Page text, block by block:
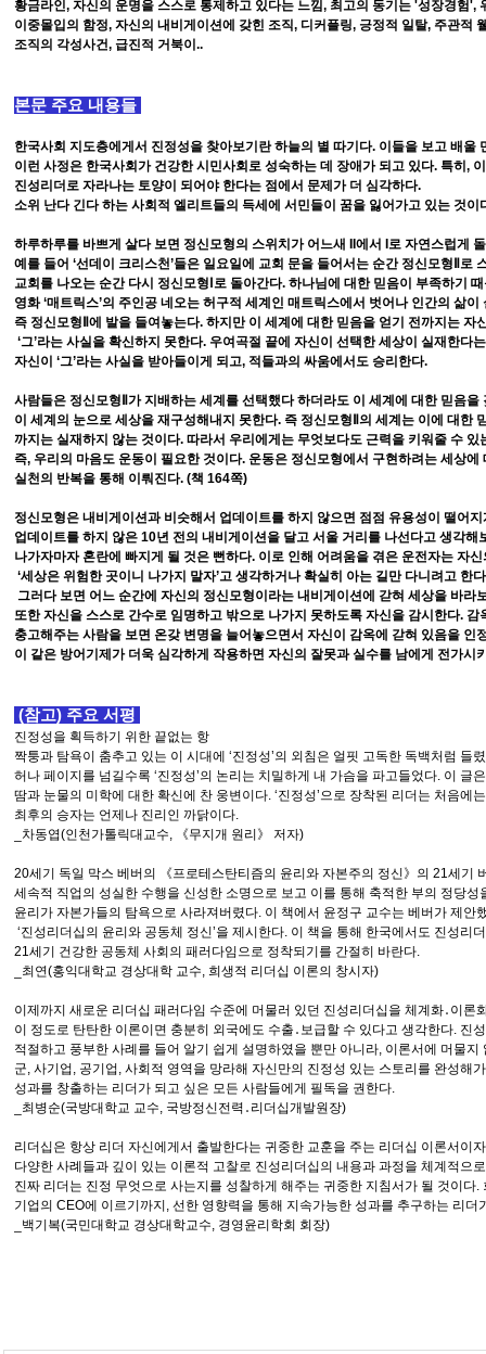
황금라인, 자신의 운명을 스스로 통제하고 있다는 느낌, 최고의 동기는 '성장경험',
이중몰입의 함정, 자신의 내비게이션에 갖힌 조직, 디커플링, 긍정적 일탈, 주관적
조직의 각성사건, 급진적 거북이..
본문 주요 내용들
한국사회 지도층에게서 진정성을 찾아보기란 하늘의 별 따기다. 이들을 보고 배울
이런 사정은 한국사회가 건강한 시민사회로 성숙하는 데 장애가 되고 있다. 특히,
진성리더로 자라나는 토양이 되어야 한다는 점에서 문제가 더 심각하다.
소위 난다 긴다 하는 사회적 엘리트들의 득세에 서민들이 꿈을 잃어가고 있는 것이
하루하루를 바쁘게 살다 보면 정신모형의 스위치가 어느새 II에서 I로 자연스럽게
예를 들어 ‘선데이 크리스천’들은 일요일에 교회 문을 들어서는 순간 정신모형Ⅱ로
교회를 나오는 순간 다시 정신모형Ⅰ로 돌아간다. 하나님에 대한 믿음이 부족하기
영화 ‘매트릭스’의 주인공 네오는 허구적 세계인 매트릭스에서 벗어나 인간의 삶이
즉 정신모형Ⅱ에 발을 들여놓는다. 하지만 이 세계에 대한 믿음을 얻기 전까지는 자
‘그’라는 사실을 확신하지 못한다. 우여곡절 끝에 자신이 선택한 세상이 실재한다
자신이 ‘그’라는 사실을 받아들이게 되고, 적들과의 싸움에서도 승리한다.
사람들은 정신모형Ⅱ가 지배하는 세계를 선택했다 하더라도 이 세계에 대한 믿음을
이 세계의 눈으로 세상을 재구성해내지 못한다. 즉 정신모형Ⅱ의 세계는 이에 대한
까지는 실재하지 않는 것이다. 따라서 우리에게는 무엇보다도 근력을 키워줄 수 있
즉, 우리의 마음도 운동이 필요한 것이다. 운동은 정신모형에서 구현하려는 세상에
실천의 반복을 통해 이뤄진다. (책 164쪽)
정신모형은 내비게이션과 비슷해서 업데이트를 하지 않으면 점점 유용성이 떨어지
업데이트를 하지 않은 10년 전의 내비게이션을 달고 서울 거리를 나선다고 생각해
나가자마자 혼란에 빠지게 될 것은 뻔하다. 이로 인해 어려움을 겪은 운전자는 자
‘세상은 위험한 곳이니 나가지 말자’고 생각하거나 확실히 아는 길만 다니려고 한
그러다 보면 어느 순간에 자신의 정신모형이라는 내비게이션에 갇혀 세상을 바라
또한 자신을 스스로 간수로 임명하고 밖으로 나가지 못하도록 자신을 감시한다. 감
충고해주는 사람을 보면 온갖 변명을 늘어놓으면서 자신이 감옥에 갇혀 있음을 인
이 같은 방어기제가 더욱 심각하게 작용하면 자신의 잘못과 실수를 남에게 전가시
(참고) 주요 서평
진정성을 획득하기 위한 끝없는 항
짝퉁과 탐욕이 춤추고 있는 이 시대에 ‘진정성’의 외침은 얼핏 고독한 독백처럼 들
허나 페이지를 넘길수록 ‘진정성’의 논리는 치밀하게 내 가슴을 파고들었다. 이 글
땀과 눈물의 미학에 대한 확신에 찬 웅변이다. ‘진정성’으로 장착된 리더는 처음에
최후의 승자는 언제나 진리인 까닭이다.
_차동엽(인천가톨릭대교수, 《무지개 원리》 저자)
20세기 독일 막스 베버의 《프로테스탄티즘의 윤리와 자본주의 정신》의 21세기
세속적 직업의 성실한 수행을 신성한 소명으로 보고 이를 통해 축적한 부의 정당
윤리가 자본가들의 탐욕으로 사라져버렸다. 이 책에서 윤정구 교수는 베버가 제안
‘진성리더십의 윤리와 공동체 정신’을 제시한다. 이 책을 통해 한국에서도 진성리
21세기 건강한 공동체 사회의 패러다임으로 정착되기를 간절히 바란다.
_최연(홍익대학교 경상대학 교수, 희생적 리더십 이론의 창시자)
이제까지 새로운 리더십 패러다임 수준에 머물러 있던 진성리더십을 체계화․이론
이 정도로 탄탄한 이론이면 충분히 외국에도 수출․보급할 수 있다고 생각한다. 진
적절하고 풍부한 사례를 들어 알기 쉽게 설명하였을 뿐만 아니라, 이론서에 머물
군, 사기업, 공기업, 사회적 영역을 망라해 자신만의 진정성 있는 스토리를 완성해
성과를 창출하는 리더가 되고 싶은 모든 사람들에게 필독을 권한다.
_최병순(국방대학교 교수, 국방정신전력․리더십개발원장)
리더십은 항상 리더 자신에게서 출발한다는 귀중한 교훈을 주는 리더십 이론서이
다양한 사례들과 깊이 있는 이론적 고찰로 진성리더십의 내용과 과정을 체계적으
진짜 리더는 진정 무엇으로 사는지를 성찰하게 해주는 귀중한 지침서가 될 것이다
기업의 CEO에 이르기까지, 선한 영향력을 통해 지속가능한 성과를 추구하는 리
_백기복(국민대학교 경상대학교수, 경영윤리학회 회장)